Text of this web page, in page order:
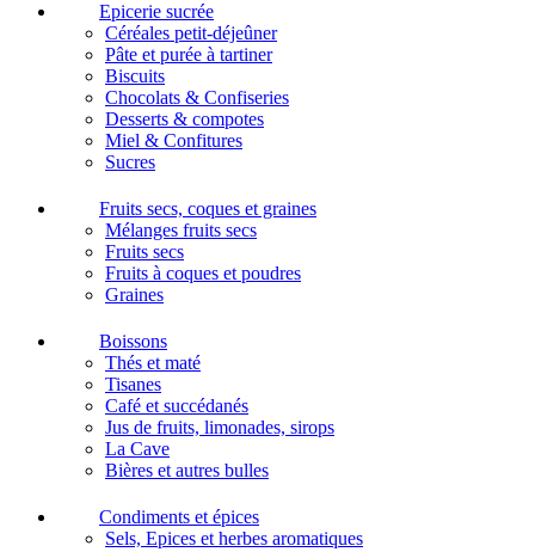
Epicerie sucrée
Céréales petit-déjeûner
Pâte et purée à tartiner
Biscuits
Chocolats & Confiseries
Desserts & compotes
Miel & Confitures
Sucres
Fruits secs, coques et graines
Mélanges fruits secs
Fruits secs
Fruits à coques et poudres
Graines
Boissons
Thés et maté
Tisanes
Café et succédanés
Jus de fruits, limonades, sirops
La Cave
Bières et autres bulles
Condiments et épices
Sels, Epices et herbes aromatiques